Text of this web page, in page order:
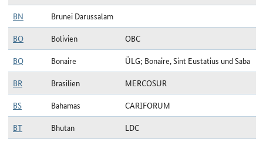
BN
Brunei Darussalam
BO
Bolivien
OBC
BQ
Bonaire
ÜLG; Bonaire, Sint Eustatius und Saba
BR
Brasilien
MERCOSUR
BS
Bahamas
CARIFORUM
BT
Bhutan
LDC